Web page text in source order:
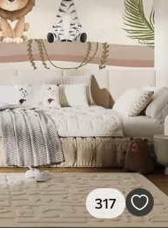
317